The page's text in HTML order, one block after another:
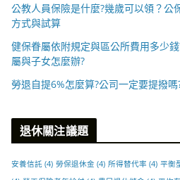
公教人員保險是什麼?幾歲可以領？公
方式與試算
健保眷屬依附規定與區公所費用多少
屬與子女怎麼辦?
勞退自提6%怎麼算?公司一定要提撥
退休關注議題
安養信託 (4) 勞保退休金 (4) 所得替代率 (4) 平衡